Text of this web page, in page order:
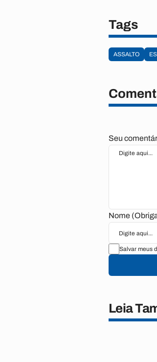
Tags
ASSALTO
Seu
Nome
Salvar meus
Leia